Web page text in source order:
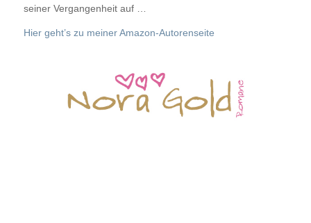
seiner Vergangenheit auf …
Hier geht’s zu meiner Amazon-Autorenseite